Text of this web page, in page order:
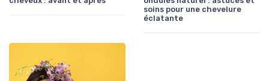
soins pour une chevelure
éclatante